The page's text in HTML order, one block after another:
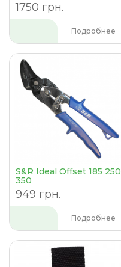
1750 грн.
Подробнее
S&R Ideal Offset 185 250
350
949 грн.
Подробнее